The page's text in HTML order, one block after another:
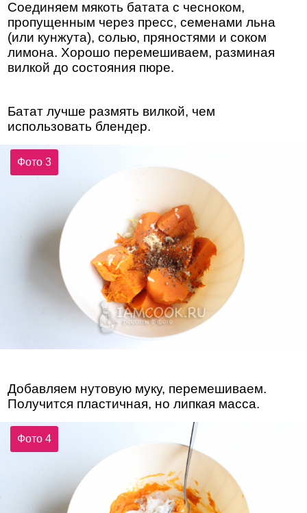
Соединяем мякоть батата с чесноком,
пропущенным через пресс, семенами льна
(или кунжута), солью, пряностями и соком
лимона. Хорошо перемешиваем, разминая
вилкой до состояния пюре.
Батат лучше размять вилкой, чем
использовать блендер.
Фото 3
Добавляем нутовую муку, перемешиваем.
Получится пластичная, но липкая масса.
Фото 4